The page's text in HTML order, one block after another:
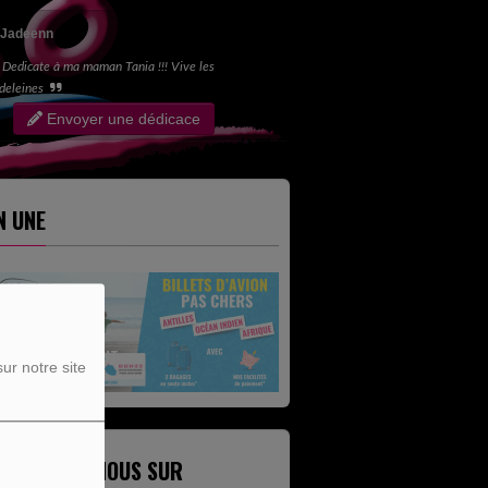
notre site
Jadeenn
Dedicate à ma maman Tania !!! Vive les
Envoyer une dédicace
UNE
BILLETDISCOUNT
RETROUVEZ-NOUS SUR